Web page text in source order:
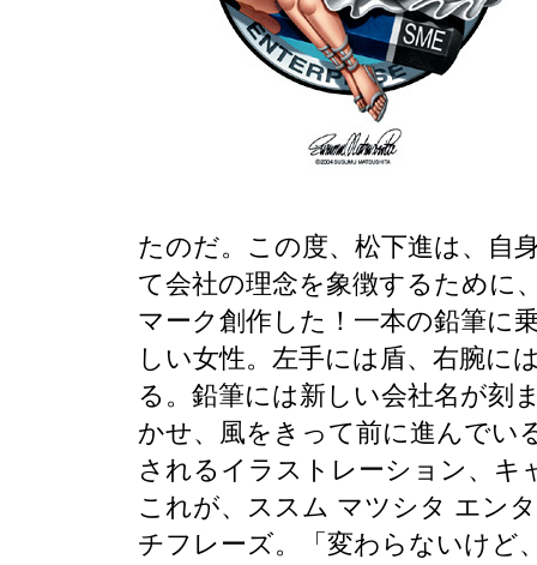
たのだ。この度、松下進は、自
て会社の理念を象徴するために
マーク創作した！一本の鉛筆に
しい女性。左手には盾、右腕に
る。鉛筆には新しい会社名が刻
かせ、風をきって前に進んでい
されるイラストレーション、キ
これが、ススム マツシタ エン
チフレーズ。「変わらないけど